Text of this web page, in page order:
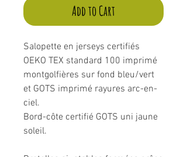
Add to Cart
Salopette en jerseys certifiés
OEKO TEX standard 100 imprimé
montgolfières sur fond bleu/vert
et GOTS imprimé rayures arc-en-
ciel.
Bord-côte certifié GOTS uni jaune
soleil.